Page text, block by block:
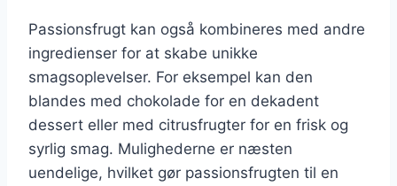
Passionsfrugt kan også kombineres med andre
ingredienser for at skabe unikke
smagsoplevelser. For eksempel kan den
blandes med chokolade for en dekadent
dessert eller med citrusfrugter for en frisk og
syrlig smag. Mulighederne er næsten
uendelige, hvilket gør passionsfrugten til en